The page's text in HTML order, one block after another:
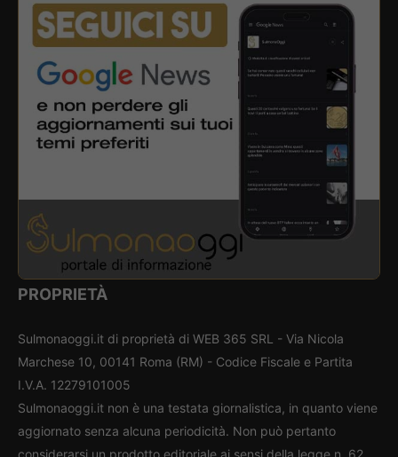
PROPRIETÀ
Sulmonaoggi.it di proprietà di WEB 365 SRL - Via Nicola
Marchese 10, 00141 Roma (RM) - Codice Fiscale e Partita
I.V.A. 12279101005
Sulmonaoggi.it non è una testata giornalistica, in quanto viene
aggiornato senza alcuna periodicità. Non può pertanto